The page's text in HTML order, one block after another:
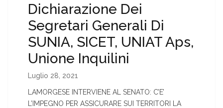
Dichiarazione Dei
Segretari Generali Di
SUNIA, SICET, UNIAT Aps,
Unione Inquilini
Luglio 28, 2021
LAMORGESE INTERVIENE AL SENATO: C’E’
L’IMPEGNO PER ASSICURARE SUI TERRITORI LA